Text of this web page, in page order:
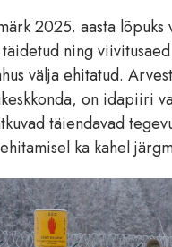
2025. aasta
ning
välja ehitatud.
on idapiiri
täiendavad
ka kahel